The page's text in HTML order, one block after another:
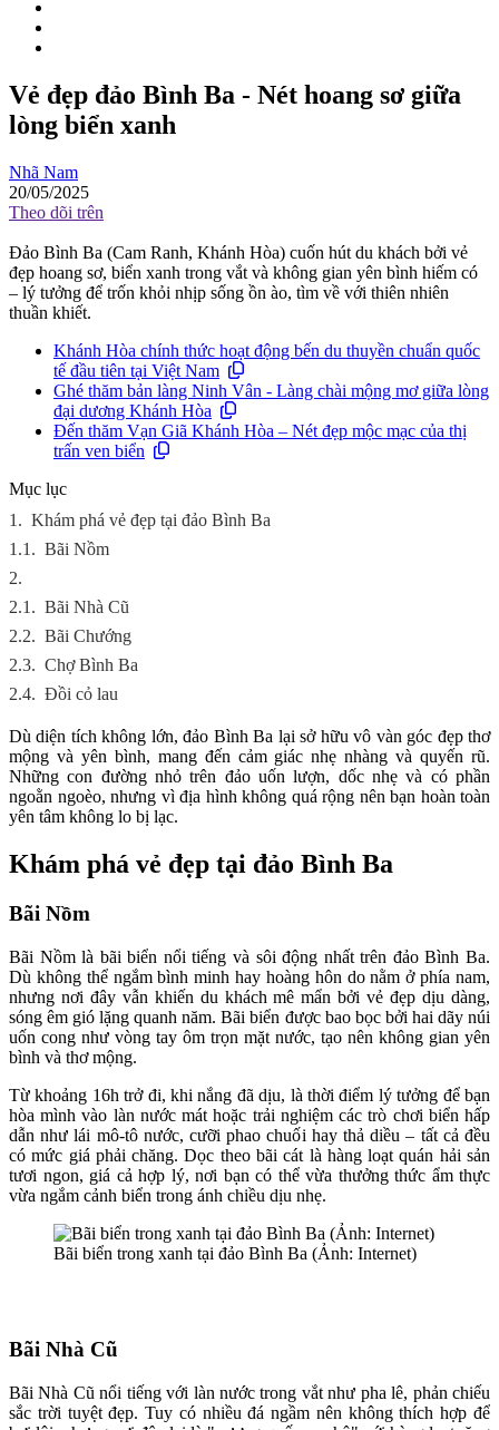
Vẻ đẹp đảo Bình Ba - Nét hoang sơ giữa
lòng biển xanh
Nhã Nam
20/05/2025
Theo dõi trên
Đảo Bình Ba (Cam Ranh, Khánh Hòa) cuốn hút du khách bởi vẻ
đẹp hoang sơ, biển xanh trong vắt và không gian yên bình hiếm có
– lý tưởng để trốn khỏi nhịp sống ồn ào, tìm về với thiên nhiên
thuần khiết.
Khánh Hòa chính thức hoạt động bến du thuyền chuẩn quốc
tế đầu tiên tại Việt Nam
Ghé thăm bản làng Ninh Vân - Làng chài mộng mơ giữa lòng
đại dương Khánh Hòa
Đến thăm Vạn Giã Khánh Hòa – Nét đẹp mộc mạc của thị
trấn ven biển
Mục lục
1. Khám phá vẻ đẹp tại đảo Bình Ba
1.1. Bãi Nồm
2.
2.1. Bãi Nhà Cũ
2.2. Bãi Chướng
2.3. Chợ Bình Ba
2.4. Đồi cỏ lau
Dù diện tích không lớn, đảo Bình Ba lại sở hữu vô vàn góc đẹp thơ
mộng và yên bình, mang đến cảm giác nhẹ nhàng và quyến rũ.
Những con đường nhỏ trên đảo uốn lượn, dốc nhẹ và có phần
ngoằn ngoèo, nhưng vì địa hình không quá rộng nên bạn hoàn toàn
yên tâm không lo bị lạc.
Khám phá vẻ đẹp tại đảo Bình Ba
Bãi Nồm
Bãi Nồm là bãi biển nổi tiếng và sôi động nhất trên đảo Bình Ba.
Dù không thể ngắm bình minh hay hoàng hôn do nằm ở phía nam,
nhưng nơi đây vẫn khiến du khách mê mẩn bởi vẻ đẹp dịu dàng,
sóng êm gió lặng quanh năm. Bãi biển được bao bọc bởi hai dãy núi
uốn cong như vòng tay ôm trọn mặt nước, tạo nên không gian yên
bình và thơ mộng.
Từ khoảng 16h trở đi, khi nắng đã dịu, là thời điểm lý tưởng để bạn
hòa mình vào làn nước mát hoặc trải nghiệm các trò chơi biển hấp
dẫn như lái mô-tô nước, cưỡi phao chuối hay thả diều – tất cả đều
có mức giá phải chăng. Dọc theo bãi cát là hàng loạt quán hải sản
tươi ngon, giá cả hợp lý, nơi bạn có thể vừa thưởng thức ẩm thực
vừa ngắm cảnh biển trong ánh chiều dịu nhẹ.
Bãi biển trong xanh tại đảo Bình Ba (Ảnh: Internet)
Bãi Nhà Cũ
Bãi Nhà Cũ nổi tiếng với làn nước trong vắt như pha lê, phản chiếu
sắc trời tuyệt đẹp. Tuy có nhiều đá ngầm nên không thích hợp để